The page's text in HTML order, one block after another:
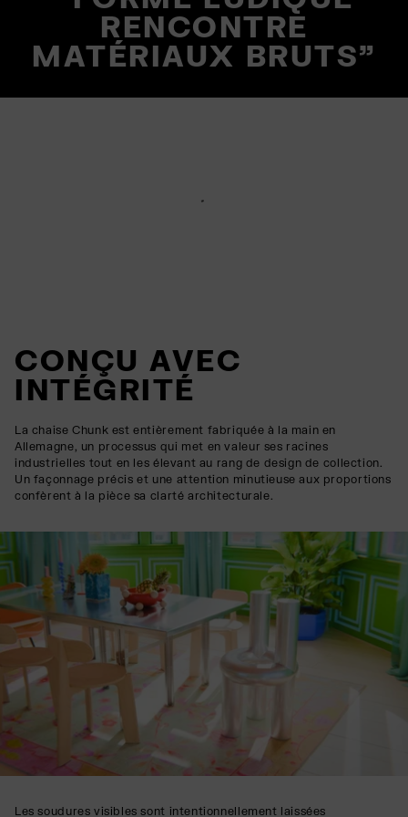
RENCONTRE
MATÉRIAUX BRUTS"
CONÇU AVEC
INTÉGRITÉ
La chaise Chunk est entièrement fabriquée à la main en
Allemagne, un processus qui met en valeur ses racines
industrielles tout en les élevant au rang de design de collection.
Un façonnage précis et une attention minutieuse aux proportions
confèrent à la pièce sa clarté architecturale.
Les soudures visibles sont intentionnellement laissées